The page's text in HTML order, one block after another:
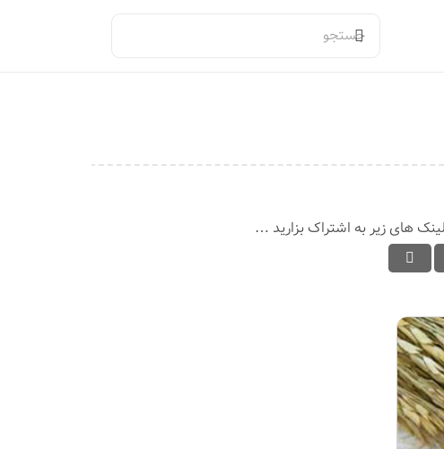
های زیر به اشتراک بزارید …